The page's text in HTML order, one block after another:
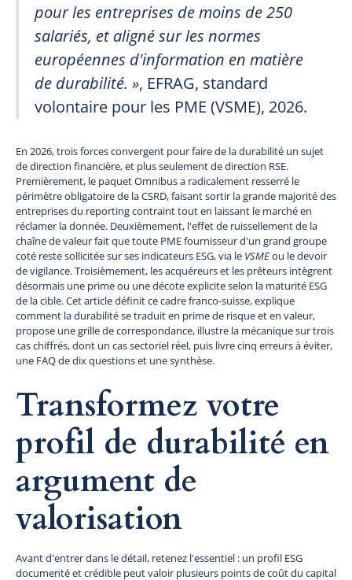
pour les entreprises de moins de 250
salariés, et aligné sur les normes
européennes d'information en matière
de durabilité. », EFRAG, standard
volontaire pour les PME (VSME), 2026.
En 2026, trois forces convergent pour faire de la durabilité un sujet
de direction financière, et plus seulement de direction RSE.
Premièrement, le paquet Omnibus a radicalement resserré le
périmètre obligatoire de la CSRD, faisant sortir la grande majorité des
entreprises du reporting contraint tout en laissant le marché en
réclamer la donnée. Deuxièmement, l'effet de ruissellement de la
chaîne de valeur fait que toute PME fournisseur d'un grand groupe
coté reste sollicitée sur ses indicateurs ESG, via le VSMEou le devoir
de vigilance. Troisièmement, les acquéreurs et les prêteurs intègrent
désormais une prime ou une décote explicite selon la maturité ESG
de la cible. Cet article définit ce cadre franco-suisse, explique
comment la durabilité se traduit en prime de risque et en valeur,
propose une grille de correspondance, illustre la mécanique sur trois
cas chiffrés, dont un cas sectoriel réel, puis livre cinq erreurs à éviter,
une FAQ de dix questions et une synthèse.
Transformez votre
profil de durabilité en
argument de
valorisation
Avant d'entrer dans le détail, retenez l'essentiel : un profil ESG
documenté et crédible peut valoir plusieurs points de coût du capital